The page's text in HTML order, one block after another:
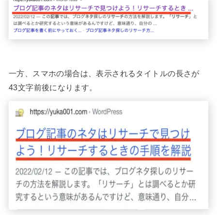
一方、スマホの場合は、表示されるタイトルの長さが
43文字前後になります。